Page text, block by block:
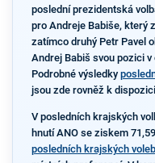
poslední prezidentská
pro Andreje Babiše, který
zatímco druhý Petr Pavel
Andrej Babiš svou pozici
Podrobné výsledky
jsou zde rovněž k
V posledních krajských
hnutí ANO se ziskem
posledních krajských